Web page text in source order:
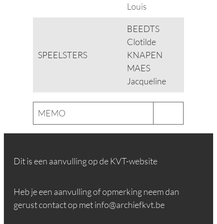
Louis
SPEELSTERS
BEEDTS
Clotilde
KNAPEN
MAES
Jacqueline
MEMO
Dit is een aanvulling op de KVT-website
Heb je een aanvulling of opmerking neem dan
gerust contact op met info@archiefkvt.be